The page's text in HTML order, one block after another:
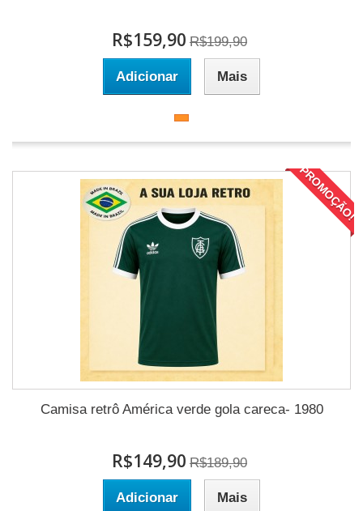
R$159,90 R$199,90
Adicionar Mais
PROMOÇÃO!
Camisa retrô América verde gola careca- 1980
R$149,90 R$189,90
Adicionar Mais